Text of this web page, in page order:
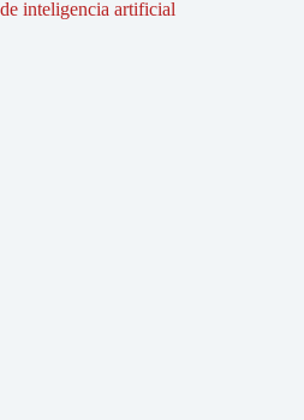
inteligencia artificial